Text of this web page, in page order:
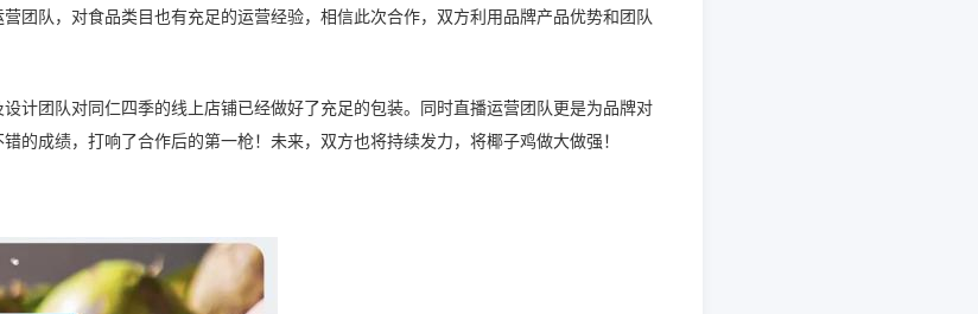
团队，对食品类目也有充足的运营经验，相信此次合作，双方利用品牌产品优势和团队
计团队对同仁四季的线上店铺已经做好了充足的包装。同时直播运营团队更是为品牌对
的成绩，打响了合作后的第一枪！未来，双方也将持续发力，将椰子鸡做大做强！